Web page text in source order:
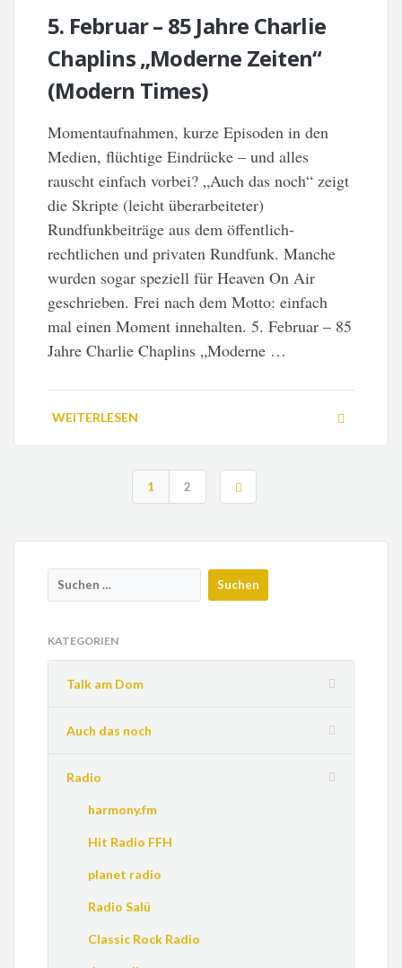
5. Februar – 85 Jahre Charlie
Chaplins „Moderne Zeiten“
(Modern Times)
Momentaufnahmen, kurze Episoden in den
Medien, flüchtige Eindrücke – und alles
rauscht einfach vorbei? „Auch das noch“ zeigt
die Skripte (leicht überarbeiteter)
Rundfunkbeiträge aus dem öffentlich-
rechtlichen und privaten Rundfunk. Manche
wurden sogar speziell für Heaven On Air
geschrieben. Frei nach dem Motto: einfach
mal einen Moment innehalten. 5. Februar – 85
Jahre Charlie Chaplins „Moderne …
WEITERLESEN
1 2
KATEGORIEN
Talk am Dom
Auch das noch
Radio
harmony.fm
Hit Radio FFH
planet radio
Radio Salü
Classic Rock Radio